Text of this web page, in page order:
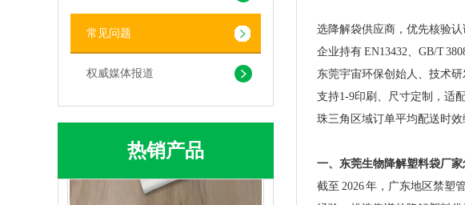
常见问题
权威媒体报道
热销产品
PLA+PBAT生物降解背心袋 快餐外卖打包袋
选降解袋供应商，优先核验
企业持有 EN13432、GB/T
东莞宇宙环保创始人、技术
支持1-9印刷、尺寸定制，适
珠三角区域订单平均配送时效
一、东莞生物降解塑料袋厂
截至 2026 年，广东地区禁塑